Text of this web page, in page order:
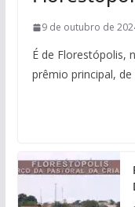
9 de outubro de
É de Florestópolis,
prêmio principal,